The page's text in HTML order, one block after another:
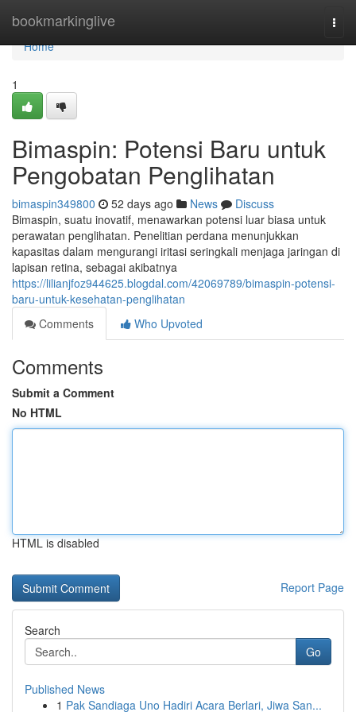
bookmarkinglive
Home
Home
1
Bimaspin: Potensi Baru untuk
Pengobatan Penglihatan
bimaspin349800 52 days ago News
Discuss
Bimaspin, suatu inovatif, menawarkan potensi luar biasa untuk
perawatan penglihatan. Penelitian perdana menunjukkan
kapasitas dalam mengurangi iritasi seringkali menjaga jaringan di
lapisan retina, sebagai akibatnya
https://lilianjfoz944625.blogdal.com/42069789/bimaspin-potensi-
baru-untuk-kesehatan-penglihatan
Comments
Who Upvoted
Comments
Submit a Comment
No HTML
HTML is disabled
Report Page
Search
Go
Published News
1 Pak Sandiaga Uno Hadiri Acara Berlari, Jiwa San...